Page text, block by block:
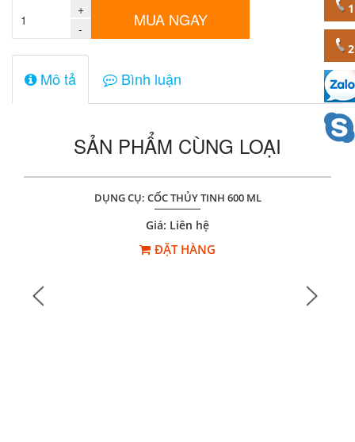
sản
phẩm
+
-
MUA NGAY
Mô tả Bình luận
SẢN PHẨM CÙNG LOẠI
DỤNG CỤ: CỐC THỦY TINH 600 ML
Giá: Liên hệ
ĐẶT HÀNG